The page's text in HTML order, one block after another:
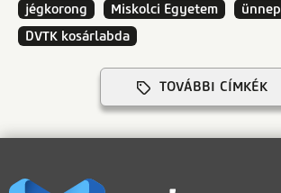
jégkorong
Miskolci Egyetem
ünnep
DVTK kosárlabda
TOVÁBBI CÍMKÉK